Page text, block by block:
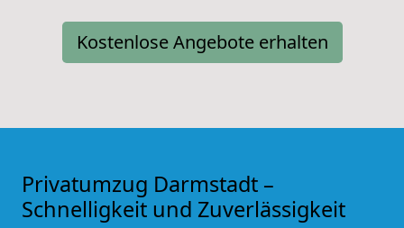
Kostenlose Angebote erhalten
Privatumzug Darmstadt –
Schnelligkeit und Zuverlässigkeit